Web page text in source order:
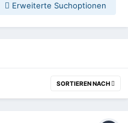
Erweiterte Suchoptionen
SORTIEREN NACH